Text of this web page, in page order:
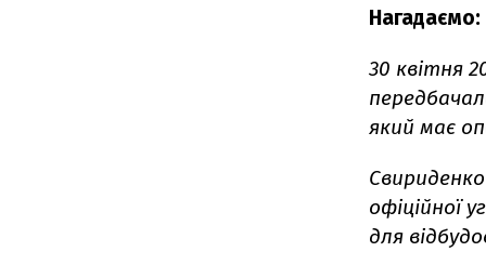
Нагадаємо:
30 квітня
який має
Свириденко
офіційної
для